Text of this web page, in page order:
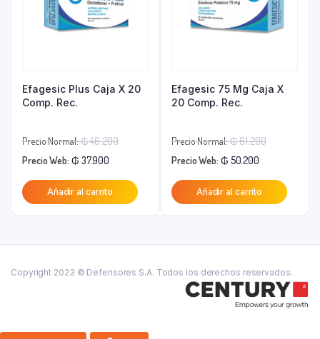
Efagesic Plus Caja X 20
Comp. Rec.
Precio Normal:₲46.200El
original
era:
Precio Web: ₲ 37.900
precio
actual
Añadir al carrito
Efagesic 75 Mg Caja X
20 Comp. Rec.
Precio Normal:₲61.200El
original
era:
Precio Web: ₲ 50.200
precio
actual
Añadir al carrito
Copyright 2023 © Defensores S.A. Todos los derechos reservados.